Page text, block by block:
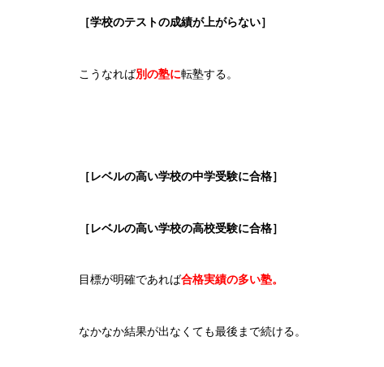
［学校のテストの成績が上がらない］
こうなれば別の塾に転塾する。
［レベルの高い学校の中学受験に合格］
［レベルの高い学校の高校受験に合格］
目標が明確であれば合格実績の多い塾。
なかなか結果が出なくても最後まで続ける。